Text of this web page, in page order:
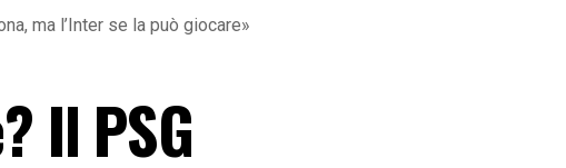
ma l’Inter se la può giocare»
Il PSG